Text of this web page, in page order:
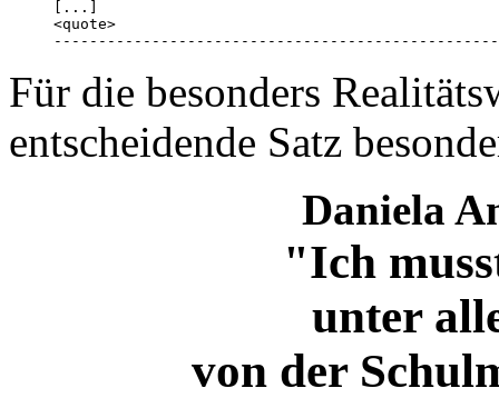
[...]
<quote>
Für die besonders
entscheidende Satz
Daniela
"Ich
unter
von der